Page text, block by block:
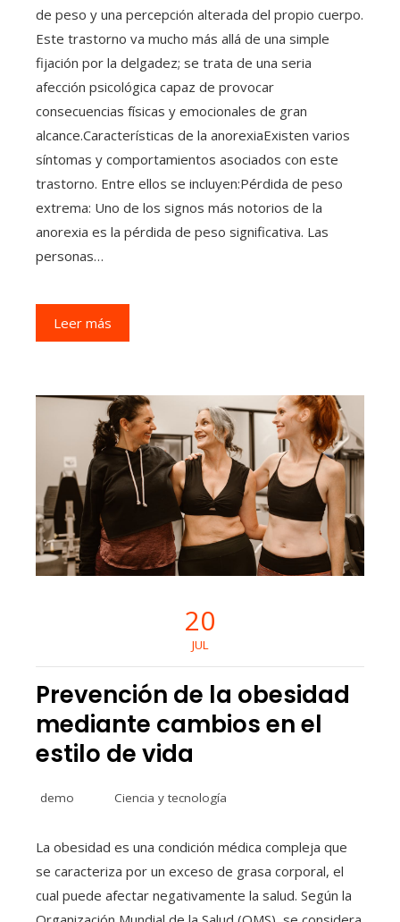
de peso y una percepción alterada del propio cuerpo.
Este trastorno va mucho más allá de una simple
fijación por la delgadez; se trata de una seria
afección psicológica capaz de provocar
consecuencias físicas y emocionales de gran
alcance.Características de la anorexiaExisten varios
síntomas y comportamientos asociados con este
trastorno. Entre ellos se incluyen:Pérdida de peso
extrema: Uno de los signos más notorios de la
anorexia es la pérdida de peso significativa. Las
personas…
Leer más
20
JUL
Prevención de la obesidad
mediante cambios en el
estilo de vida
demo Ciencia y tecnología
La obesidad es una condición médica compleja que
se caracteriza por un exceso de grasa corporal, el
cual puede afectar negativamente la salud. Según la